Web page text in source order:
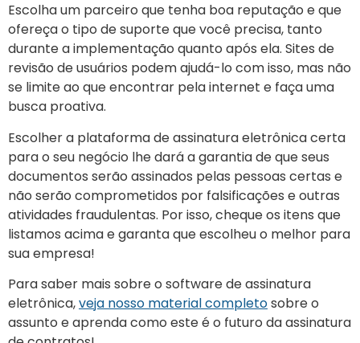
Escolha um parceiro que tenha boa reputação e que
ofereça o tipo de suporte que você precisa, tanto
durante a implementação quanto após ela. Sites de
revisão de usuários podem ajudá-lo com isso, mas não
se limite ao que encontrar pela internet e faça uma
busca proativa.
Escolher a plataforma de assinatura eletrônica certa
para o seu negócio lhe dará a garantia de que seus
documentos serão assinados pelas pessoas certas e
não serão comprometidos por falsificações e outras
atividades fraudulentas. Por isso, cheque os itens que
listamos acima e garanta que escolheu o melhor para
sua empresa!
Para saber mais sobre o software de assinatura
eletrônica,veja nosso material completosobre o
assunto e aprenda como este é o futuro da assinatura